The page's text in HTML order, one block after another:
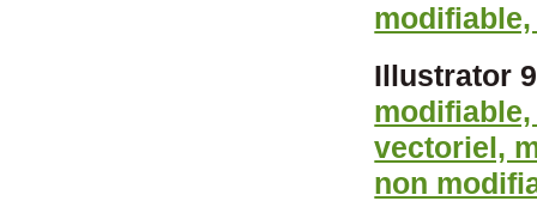
Illustrator 9
vectoriel,
non